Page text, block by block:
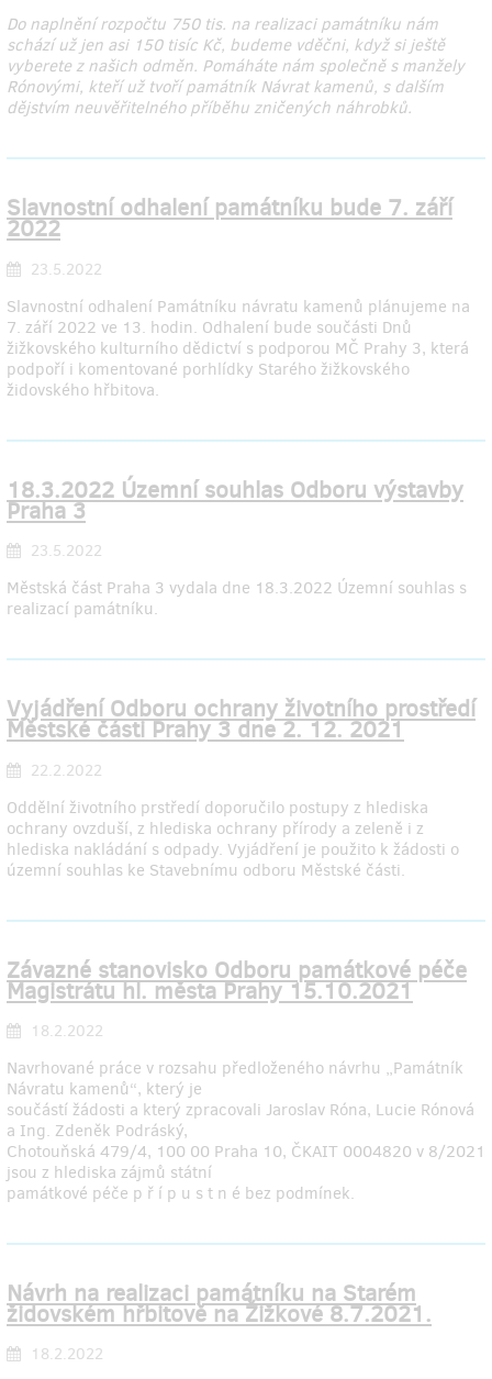
Do naplnění rozpočtu 750 tis. na realizaci památníku nám
schází už jen asi 150 tisíc Kč, budeme vděčni, když si ještě
vyberete z našich odměn. Pomáháte nám společně s manžely
Rónovými, kteří už tvoří památník Návrat kamenů, s dalším
dějstvím neuvěřitelného příběhu zničených náhrobků.
Slavnostní odhalení památníku bude 7. září
2022
23.5.2022
Slavnostní odhalení Památníku návratu kamenů plánujeme na
7. září 2022 ve 13. hodin. Odhalení bude součásti Dnů
žižkovského kulturního dědictví s podporou MČ Prahy 3, která
podpoří i komentované porhlídky Starého žižkovského
židovského hřbitova.
18.3.2022 Územní souhlas Odboru výstavby
Praha 3
23.5.2022
Městská část Praha 3 vydala dne 18.3.2022 Územní souhlas s
realizací památníku.
Vyjádření Odboru ochrany životního prostředí
Městské části Prahy 3 dne 2. 12. 2021
22.2.2022
Oddělní životního prstředí doporučilo postupy z hlediska
ochrany ovzduší, z hlediska ochrany přírody a zeleně i z
hlediska nakládání s odpady. Vyjádření je použito k žádosti o
územní souhlas ke Stavebnímu odboru Městské části.
Závazné stanovisko Odboru památkové péče
Magistrátu hl. města Prahy 15.10.2021
18.2.2022
Navrhované práce v rozsahu předloženého návrhu „Památník
Návratu kamenů“, který je
součástí žádosti a který zpracovali Jaroslav Róna, Lucie Rónová
a Ing. Zdeněk Podráský,
Chotouňská 479/4, 100 00 Praha 10, ČKAIT 0004820 v 8/2021
jsou z hlediska zájmů státní
památkové péče p ř í p u s t n é bez podmínek.
Návrh na realizaci památníku na Starém
židovském hřbitově na Žižkové 8.7.2021.
18.2.2022